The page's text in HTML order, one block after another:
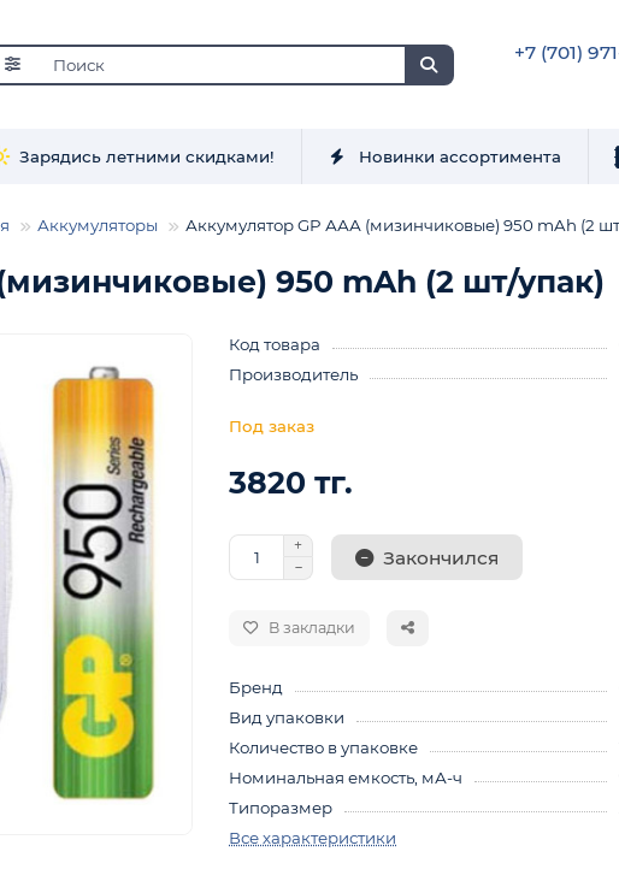
+7 (701)
Зарядись летними скидками! Новинки ассортимента
Аккумуляторы Аккумулятор GP ААА (мизинчиковые) 950 mAh (2
950 mAh (2 шт/упак)
Код товара
Производитель
3820 тг.
Закончился
В закладки
Бренд
Вид упаковки
Количество в упаковке
Номинальная емкость, мА-ч
Типоразмер
Все характеристики